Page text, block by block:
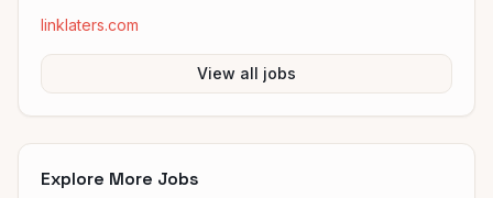
linklaters.com
View all jobs
Explore More Jobs